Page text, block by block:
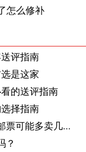
怎么修补
评指南
是这家
的送评指南
择指南
邮票评级哪个公司好？选对机构，你的邮票可能多卖几十倍
？